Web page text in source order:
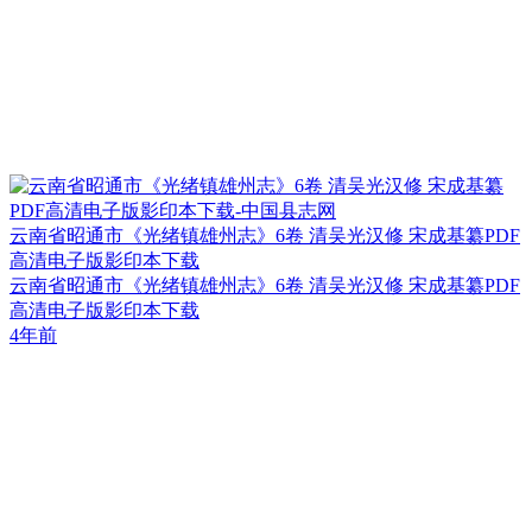
云南省昭通市《光绪镇雄州志》6卷 清吴光汉修 宋成基纂PDF
高清电子版影印本下载
云南省昭通市《光绪镇雄州志》6卷 清吴光汉修 宋成基纂PDF
高清电子版影印本下载
4年前